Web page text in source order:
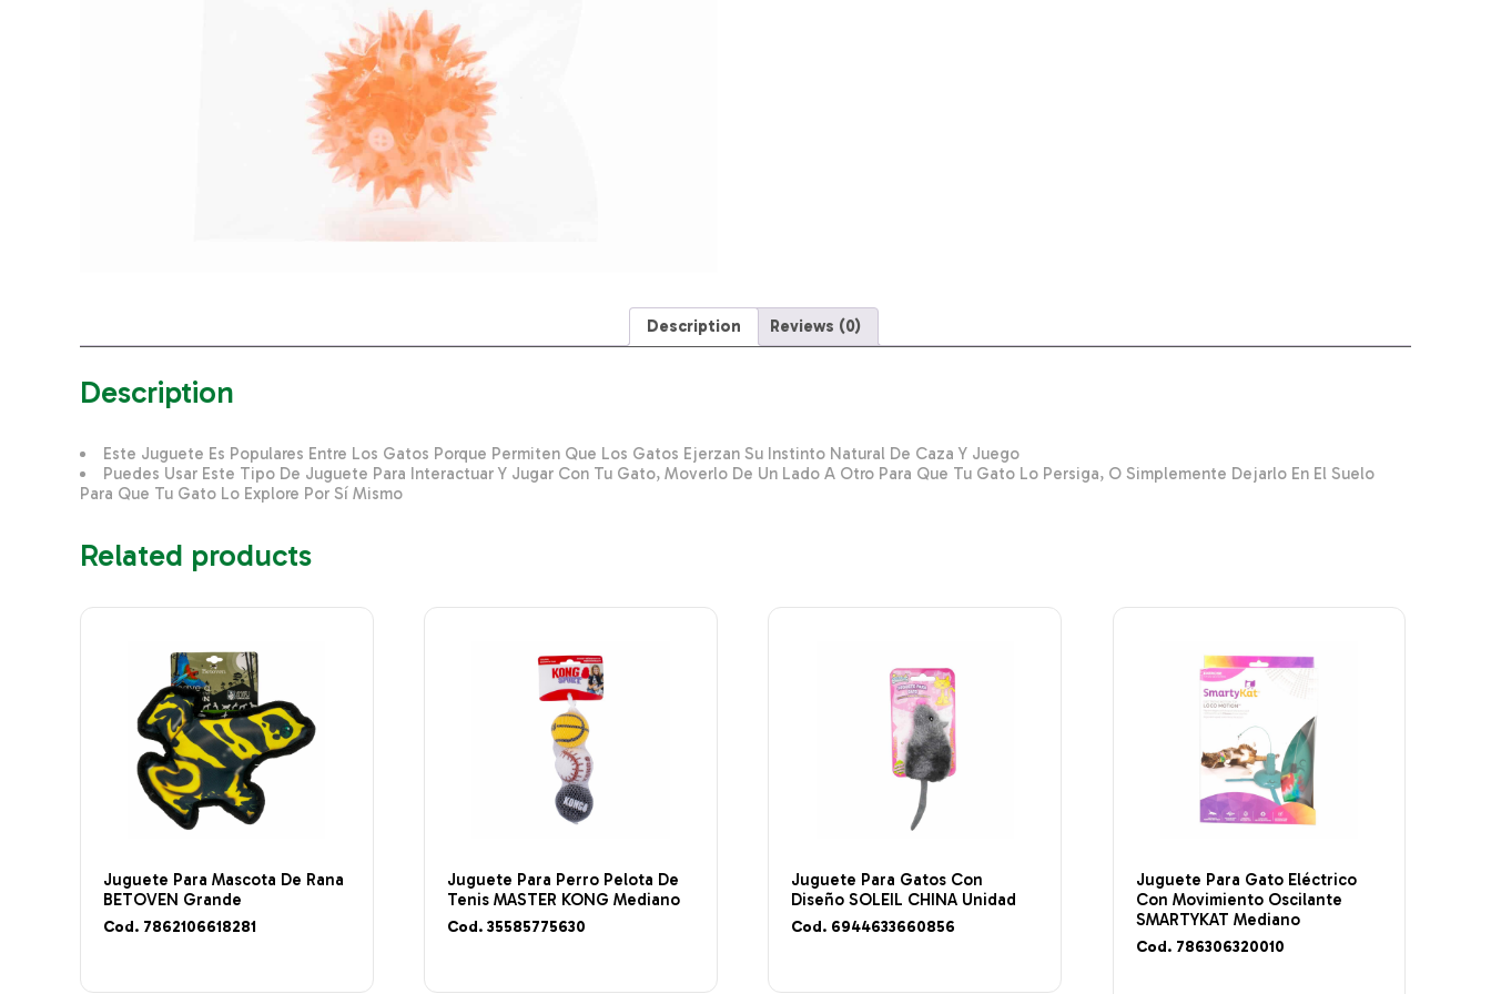
Description Reviews (0)
Description
Este Juguete Es Populares Entre Los Gatos Porque Permiten Que Los Gatos Ejerzan Su Instinto Natural De Caza Y Juego
Puedes Usar Este Tipo De Juguete Para Interactuar Y Jugar Con Tu Gato, Moverlo De Un Lado A Otro Para Que Tu Gato Lo Persiga, O Simplemente Dejarlo En El Suelo
Para Que Tu Gato Lo Explore Por Sí Mismo
Related products
Juguete Para Mascota De Rana
BETOVEN Grande
Cod. 7862106618281
Juguete Para Perro Pelota De
Tenis MASTER KONG Mediano
Cod. 35585775630
Juguete Para Gatos Con
Diseño SOLEIL CHINA Unidad
Cod. 6944633660856
Juguete Para Gato Eléctrico
Con Movimiento Oscilante
SMARTYKAT Mediano
Cod. 786306320010